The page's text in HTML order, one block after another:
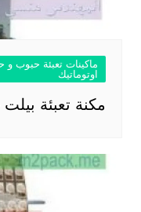
ماكينات تعبئة حبوب
اوتوماتيك
مكنة تعبئة